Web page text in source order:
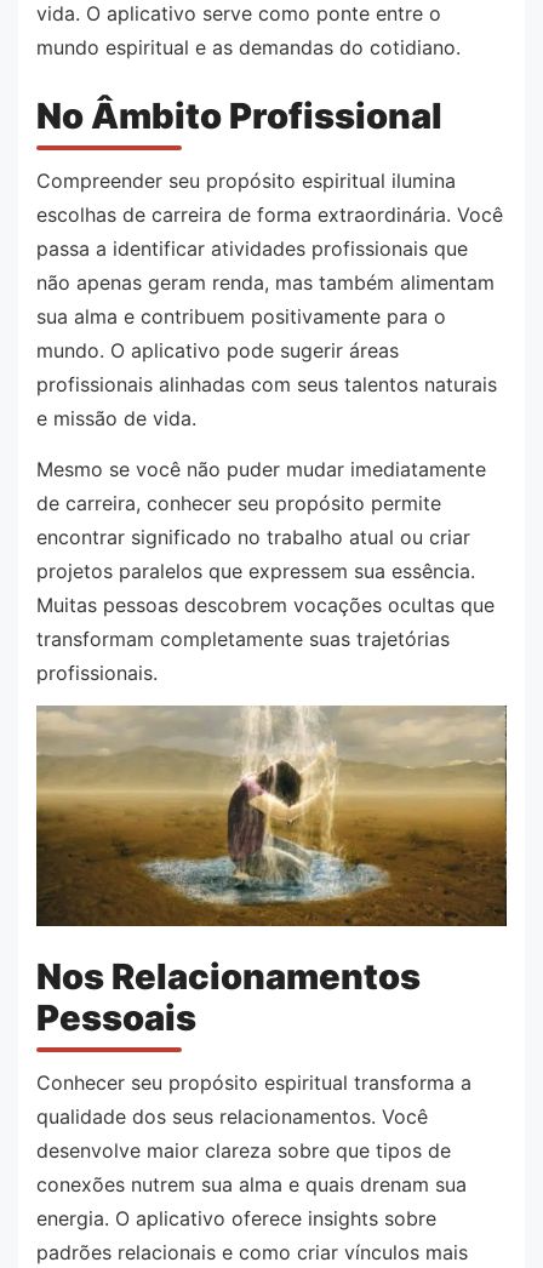
vida. O aplicativo serve como ponte entre o
mundo espiritual e as demandas do cotidiano.
No Âmbito Profissional
Compreender seu propósito espiritual ilumina
escolhas de carreira de forma extraordinária. Você
passa a identificar atividades profissionais que
não apenas geram renda, mas também alimentam
sua alma e contribuem positivamente para o
mundo. O aplicativo pode sugerir áreas
profissionais alinhadas com seus talentos naturais
e missão de vida.
Mesmo se você não puder mudar imediatamente
de carreira, conhecer seu propósito permite
encontrar significado no trabalho atual ou criar
projetos paralelos que expressem sua essência.
Muitas pessoas descobrem vocações ocultas que
transformam completamente suas trajetórias
profissionais.
Nos Relacionamentos
Pessoais
Conhecer seu propósito espiritual transforma a
qualidade dos seus relacionamentos. Você
desenvolve maior clareza sobre que tipos de
conexões nutrem sua alma e quais drenam sua
energia. O aplicativo oferece insights sobre
padrões relacionais e como criar vínculos mais